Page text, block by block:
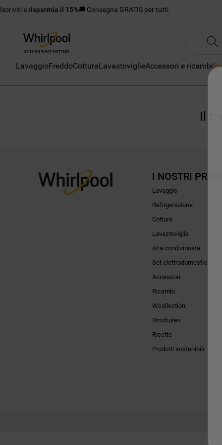
Iscriviti e risparmia il 15%🚚 Consegna GRATIS per tutti
LavaggioFreddoCotturaLavastoviglieAccessori e ricambi
Il
I NOSTRI
Lavaggio
Refrigerazione
Cottura
Lavastoviglie
Aria condizionata
Set elettrodomestici
Accessori
Ricambi
Wcollection
Brochures
Ricette
Prodotti sostenibili